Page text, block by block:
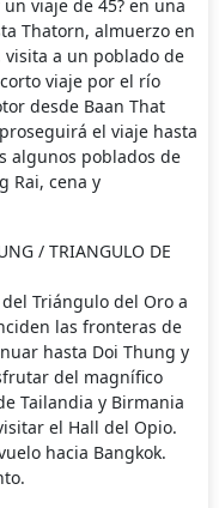
viaje de 45? en una
Thatorn, almuerzo en
a un poblado de
viaje por el río
desde Baan That
el viaje hasta
algunos poblados de
Rai, cena y
/ TRIANGULO DE
Triángulo del Oro a
las fronteras de
hasta Doi Thung y
del magnífico
Tailandia y Birmania
el Hall del Opio.
hacia Bangkok.